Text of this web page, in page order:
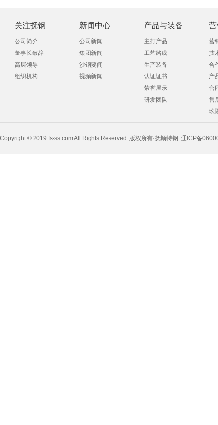
关注抚钢
公司简介
董事长致辞
高层领导
组织机构
新闻中心
公司新闻
集团新闻
沙钢要闻
视频新闻
产品与装备
主打产品
工艺路线
生产装备
认证证书
荣誉展示
研发团队
营
营
技
合
产
合
售
玖
Copyright © 2019 fs-ss.com All Rights Reserved. 版权所有·抚顺特钢 辽ICP备